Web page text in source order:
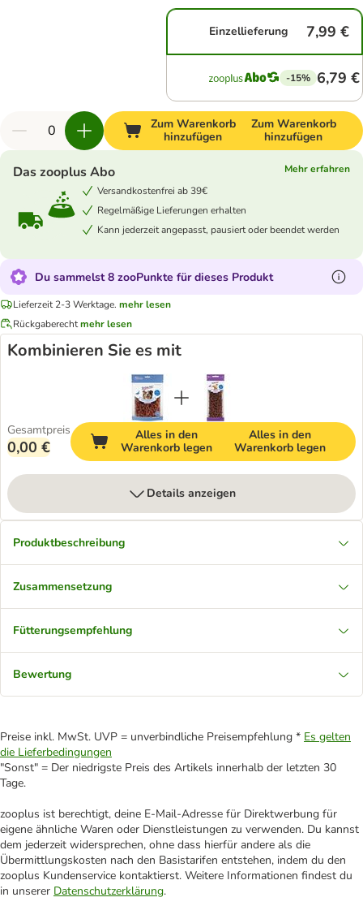
Einzellieferung 7,99 €
-15% 6,79 €
Zum Warenkorb
hinzufügen
Zum Warenkorb
hinzufügen
Das zooplus Abo
Mehr erfahren
Versandkostenfrei ab 39€
Regelmäßige Lieferungen erhalten
Kann jederzeit angepasst, pausiert oder beendet werden
Du sammelst 8 zooPunkte für dieses Produkt
Lieferzeit 2-3 Werktage. mehr lesen
Rückgaberechtmehr lesen
Kombinieren Sie es mit
Gesamtpreis
0,00 €
Alles in den
Warenkorb legen
Alles in den
Warenkorb legen
Details anzeigen
Produktbeschreibung
Zusammensetzung
Fütterungsempfehlung
Bewertung
Preise inkl. MwSt. UVP = unverbindliche Preisempfehlung * Es gelten
die Lieferbedingungen
"Sonst" = Der niedrigste Preis des Artikels innerhalb der letzten 30
Tage.
zooplus ist berechtigt, deine E-Mail-Adresse für Direktwerbung für
eigene ähnliche Waren oder Dienstleistungen zu verwenden. Du kannst
dem jederzeit widersprechen, ohne dass hierfür andere als die
Übermittlungskosten nach den Basistarifen entstehen, indem du den
zooplus Kundenservice kontaktierst. Weitere Informationen findest du
in unserer Datenschutzerklärung.